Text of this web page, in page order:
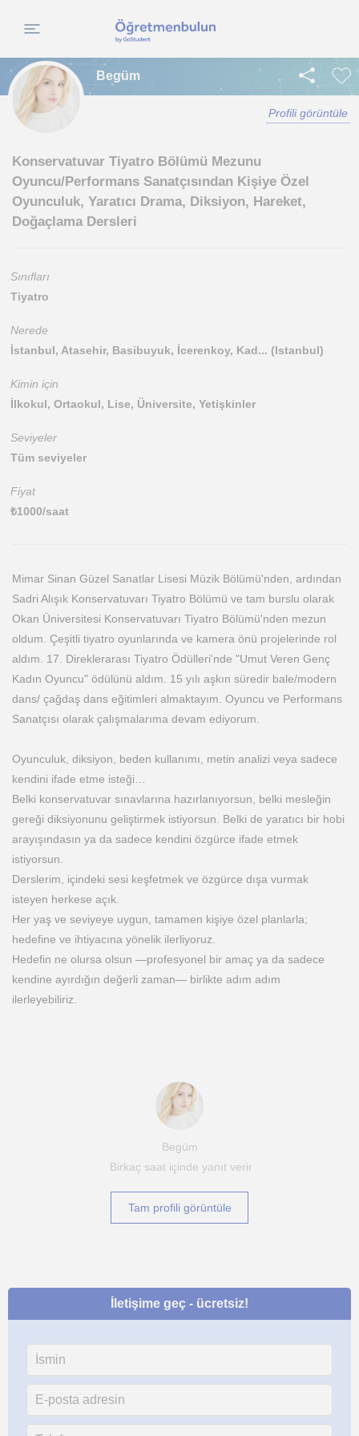
Begüm
Profili görüntüle
Konservatuvar Tiyatro Bölümü Mezunu
Oyuncu/Performans Sanatçısından Kişiye Özel
Oyunculuk, Yaratıcı Drama, Diksiyon, Hareket,
Doğaçlama Dersleri
Sınıfları
Tiyatro
Nerede
İstanbul, Atasehir, Basibuyuk, İcerenkoy, Kad... (Istanbul)
Kimin için
İlkokul, Ortaokul, Lise, Üniversite, Yetişkinler
Seviyeler
Tüm seviyeler
Fiyat
₺1000/saat
Mimar Sinan Güzel Sanatlar Lisesi Müzik Bölümü'nden, ardından
Sadri Alışık Konservatuvarı Tiyatro Bölümü ve tam burslu olarak
Okan Üniversitesi Konservatuvarı Tiyatro Bölümü'nden mezun
oldum. Çeşitli tiyatro oyunlarında ve kamera önü projelerinde rol
aldım. 17. Direklerarası Tiyatro Ödülleri'nde "Umut Veren Genç
Kadın Oyuncu" ödülünü aldım. 15 yılı aşkın süredir bale/modern
dans/ çağdaş dans eğitimleri almaktayım. Oyuncu ve Performans
Sanatçısı olarak çalışmalarıma devam ediyorum.
Oyunculuk, diksiyon, beden kullanımı, metin analizi veya sadece
kendini ifade etme isteği…
Belki konservatuvar sınavlarına hazırlanıyorsun, belki mesleğin
gereği diksiyonunu geliştirmek istiyorsun. Belki de yaratıcı bir hobi
arayışındasın ya da sadece kendini özgürce ifade etmek
istiyorsun.
Derslerim, içindeki sesi keşfetmek ve özgürce dışa vurmak
isteyen herkese açık.
Her yaş ve seviyeye uygun, tamamen kişiye özel planlarla;
hedefine ve ihtiyacına yönelik ilerliyoruz.
Hedefin ne olursa olsun —profesyonel bir amaç ya da sadece
kendine ayırdığın değerli zaman— birlikte adım adım
ilerleyebiliriz.
Begüm
Birkaç saat içinde yanıt verir
Tam profili görüntüle
İletişime geç - ücretsiz!